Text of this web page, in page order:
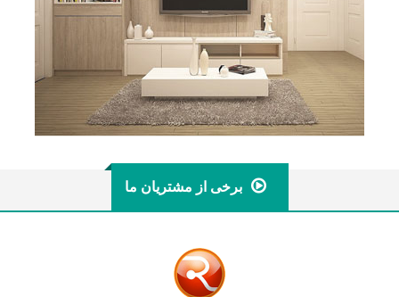
برخی از مشتریان ما